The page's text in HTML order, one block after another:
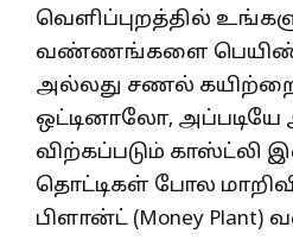
வெளிப்புறத்தில்
வண்ணங்களை
அல்லது சணல் கயிற்றைச்
ஒட்டினாலோ,
விற்கப்படும் காஸ்ட்லி
தொட்டிகள் போல
பிளான்ட் (Money Plant)